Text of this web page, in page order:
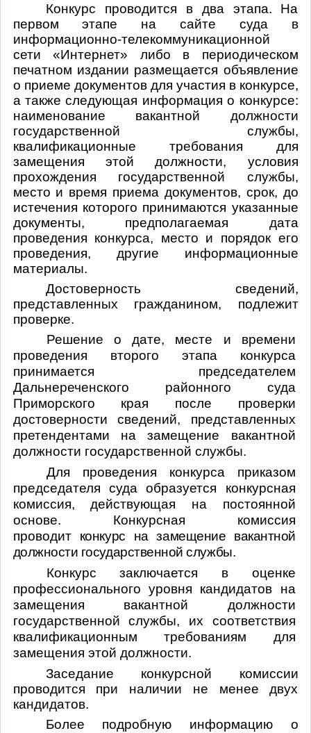
Конкурс проводится в два этапа. На
первом этапе на сайте суда в
информационно-телекоммуникационной
сети «Интернет» либо в периодическом
печатном издании размещается объявление
о приеме документов для участия в конкурсе,
а также следующая информация о конкурсе:
наименование вакантной должности
государственной службы,
квалификационные требования для
замещения этой должности, условия
прохождения государственной службы,
место и время приема документов, срок, до
истечения которого принимаются указанные
документы, предполагаемая дата
проведения конкурса, место и порядок его
проведения, другие информационные
материалы.
Достоверность сведений,
представленных гражданином, подлежит
проверке.
Решение о дате, месте и времени
проведения второго этапа конкурса
принимается председателем
Дальнереченского районного суда
Приморского края после проверки
достоверности сведений, представленных
претендентами на замещение вакантной
должности государственной службы.
Для проведения конкурса приказом
председателя суда образуется конкурсная
комиссия, действующая на постоянной
основе. Конкурсная комиссия
проводит конкурс на замещение вакантной
должности государственной службы.
Конкурс заключается в оценке
профессионального уровня кандидатов на
замещения вакантной должности
государственной службы, их соответствия
квалификационным требованиям для
замещения этой должности.
Заседание конкурсной комиссии
проводится при наличии не менее двух
кандидатов.
Более подробную информацию о